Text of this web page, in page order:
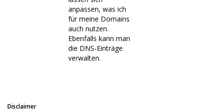
anpassen, was ich
für meine Domains
auch nutzen.
Ebenfalls kann man
die DNS-Einträge
verwalten.
Disclaimer